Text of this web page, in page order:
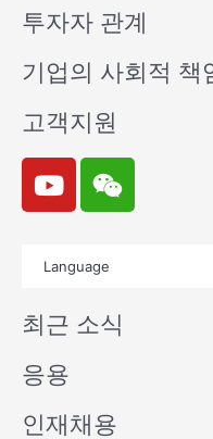
투자자 관계
기업의 사회적 책
고객지원
Y
o
u
e
W
e
i
n
Language
최근 소식
응용
인재채용